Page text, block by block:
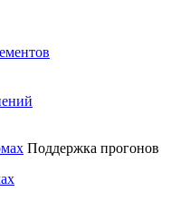
Поддержка прогонов